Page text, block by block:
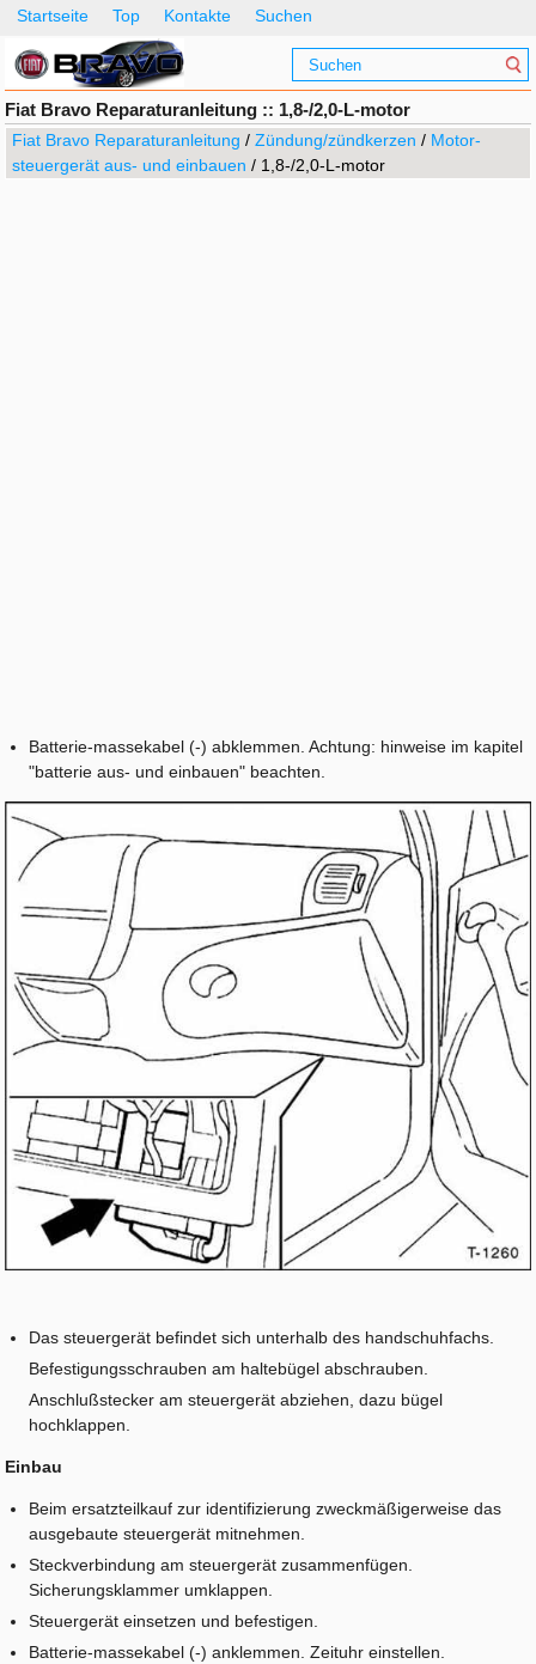
Startseite Top Kontakte Suchen
Fiat Bravo Reparaturanleitung :: 1,8-/2,0-L-motor
Fiat Bravo Reparaturanleitung /Zündung/zündkerzen / Motor-
steuergerät aus- und einbauen / 1,8-/2,0-L-motor
Batterie-massekabel (-) abklemmen. Achtung: hinweise im kapitel
"batterie aus- und einbauen" beachten.
Das steuergerät befindet sich unterhalb des handschuhfachs.
Befestigungsschrauben am haltebügel abschrauben.
Anschlußstecker am steuergerät abziehen, dazu bügel
hochklappen.
Einbau
Beim ersatzteilkauf zur identifizierung zweckmäßigerweise das
ausgebaute steuergerät mitnehmen.
Steckverbindung am steuergerät zusammenfügen.
Sicherungsklammer umklappen.
Steuergerät einsetzen und befestigen.
Batterie-massekabel (-) anklemmen. Zeituhr einstellen.